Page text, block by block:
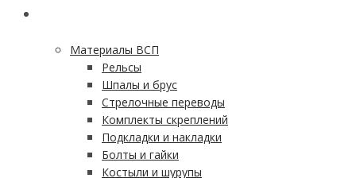
Материалы ВСП
Рельсы
Шпалы и брус
Стрелочные переводы
Комплекты скреплений
Подкладки и накладки
Болты и гайки
Костыли и шурупы